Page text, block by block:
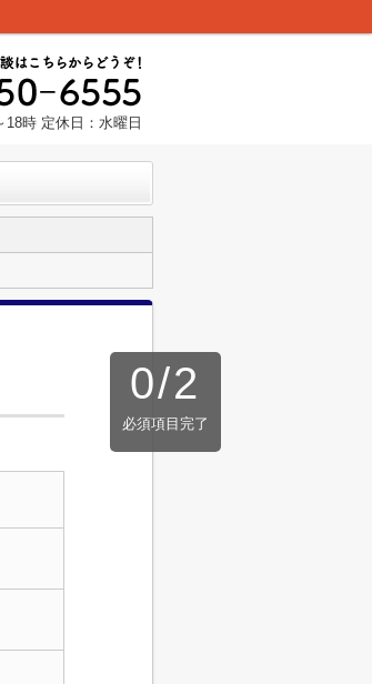
18時 定休日：水曜日
0/2
必須項目完了